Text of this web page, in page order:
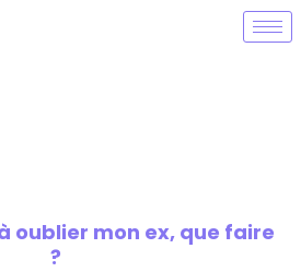
oublier mon ex, que faire
?